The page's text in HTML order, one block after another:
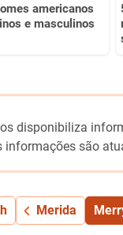
americanos
e masculinos
disponibiliza
informações são
Merida